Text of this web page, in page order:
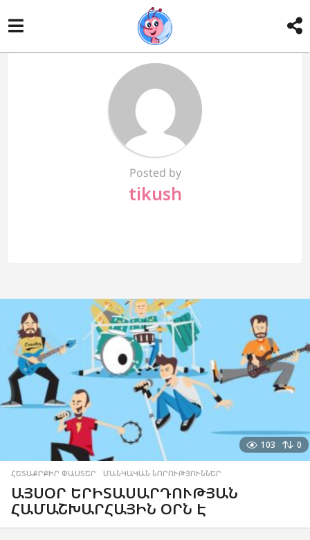
Posted by
tikush
103 0
ՀԵՏԱՔՐՔԻՐ ՓԱՍՏԵՐ ,ՄԱՆԿԱԿԱՆ ՆՈՐՈՒԹՅՈՒՆՆԵՐ
ԱՅՍՕՐ ԵՐԻՏԱՍԱՐԴՈՒԹՅԱՆ
ՀԱՄԱՇԽԱՐՀԱՅԻՆ ՕՐՆ Է